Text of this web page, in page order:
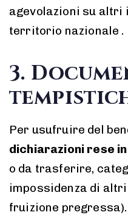
agevolazioni su altri
territorio nazionale .
3.
Per usufruire del
dichiarazioni rese
o da trasferire,
impossidenza di
fruizione